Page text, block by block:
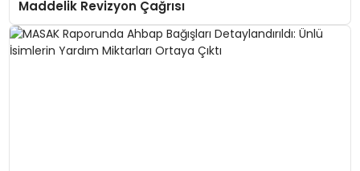
Maddelik Revizyon Çağrısı